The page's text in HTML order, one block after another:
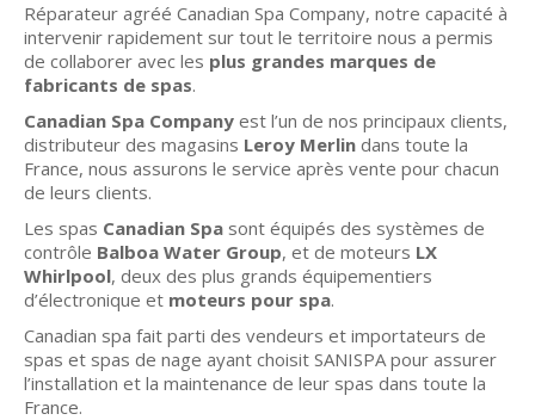
Réparateur agréé Canadian Spa Company, notre capacité à
intervenir rapidement sur tout le territoire nous a permis
de collaborer avec les plus grandes marques de
fabricants de spas.
Canadian Spa Company est l’un de nos principaux clients,
distributeur des magasins Leroy Merlin dans toute la
France, nous assurons le service après vente pour chacun
de leurs clients.
Les spas Canadian Spa sont équipés des systèmes de
contrôle Balboa Water Group, et de moteurs LX
Whirlpool, deux des plus grands équipementiers
d’électronique et moteurs pour spa.
Canadian spa fait parti des vendeurs et importateurs de
spas et spas de nage ayant choisit SANISPA pour assurer
l’installation et la maintenance de leur spas dans toute la
France.